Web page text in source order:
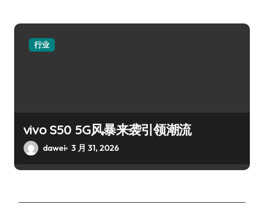
行业
vivo S50 5G风暴来袭引领潮流
dawei 3 月 31, 2026